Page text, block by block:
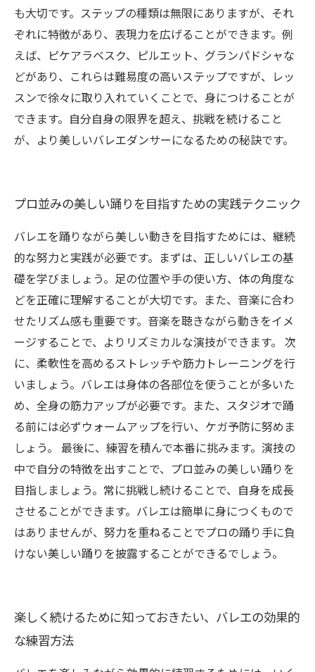
も大切です。ステップの種類は無限にありますが、それ
ぞれに特徴があり、表現力を広げることができます。例
えば、ピケアラベスク、ピルエット、グランパドシャな
どがあり、これらは難易度の高いステップですが、レッ
スンで徐々に取り入れていくことで、身につけることが
できます。自分自身の限界を超え、挑戦を続けること
が、より美しいバレエダンサーになるための秘訣です。
プロ並みの美しい踊りを目指すための実践テクニック
バレエを踊りながら美しい動きを目指すためには、継続
的な努力と実践が必要です。まずは、正しいバレエの基
礎を学びましょう。足の位置や手の使い方、体の角度な
どを正確に理解することが大切です。また、音楽に合わ
せたリズム感も重要です。音楽を聴きながら動きをイメ
ージすることで、よりリズミカルな演技ができます。 次
に、柔軟性を高めるストレッチや筋力トレーニングを行
いましょう。バレエは身体の各部位を使うことが多いた
め、全身の筋力アップが必要です。また、スタジオで踊
る前には必ずウォームアップを行い、ケガ予防に努めま
しょう。 最後に、練習を積んで本番に挑みます。演技の
中で自分の特徴を出すことで、プロ並みの美しい踊りを
目指しましょう。常に挑戦し続けることで、自身を成長
させることができます。バレエは簡単に身につくもので
はありませんが、努力を重ねることでプロの踊り手に負
けない美しい踊りを披露することができるでしょう。
楽しく続けるために知っておきたい、バレエの効果的
な練習方法